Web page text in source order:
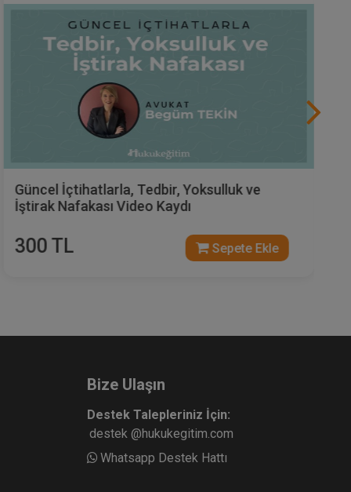
Güncel İçtihatlarla, Tedbir, Yoksulluk ve
İştirak Nafakası Video Kaydı
300 TL Sepete Ekle
Bize Ulaşın
Destek Talepleriniz İçin:
destek @hukukegitim.com
Whatsapp Destek Hattı